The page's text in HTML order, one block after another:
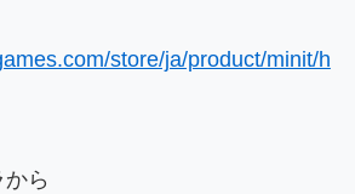
store/ja/product/minit/h
ら